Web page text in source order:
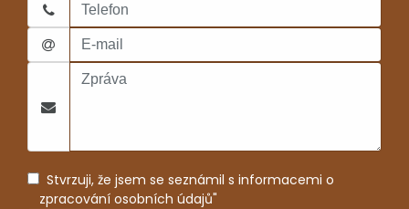
Stvrzuji, že jsem se seznámil s informacemi o
zpracování osobních údajů"